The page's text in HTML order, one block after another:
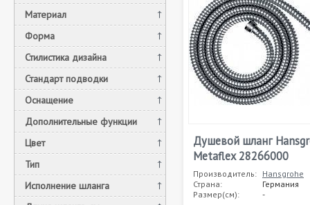
Материал
Форма
Стилистика дизайна
Стандарт подводки
Оснащение
Дополнительные функции
Цвет
Тип
Исполнение шланга
Душевой шланг
Metaflex 28266000
Производитель: Hansgrohe
Страна:
Германия
Размер(см):
-